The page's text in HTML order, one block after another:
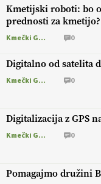
Kmetijski roboti: bo
prednosti za kmetijo?
Kmečki Glas 0
Digitalno od satelita
Kmečki Glas 0
Digitalizacija z GPS
Kmečki Glas 0
Pomagajmo družini